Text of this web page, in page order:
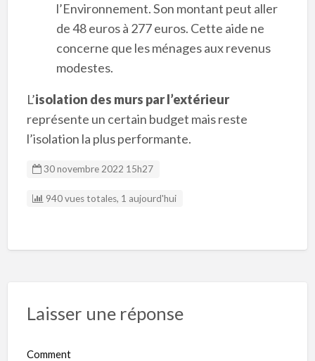
l’Environnement. Son montant peut aller
de 48 euros à 277 euros. Cette aide ne
concerne que les ménages aux revenus
modestes.
L’isolation des murs par l’extérieur
représente un certain budget mais reste
l’isolation la plus performante.
30 novembre 2022 15h27
940 vues totales, 1 aujourd'hui
Laisser une réponse
Comment